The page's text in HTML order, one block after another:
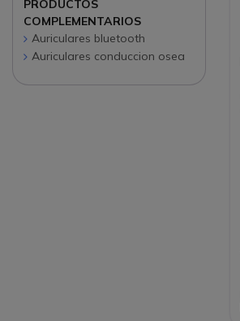
PRODUCTOS
COMPLEMENTARIOS
Auriculares bluetooth
Auriculares conduccion osea